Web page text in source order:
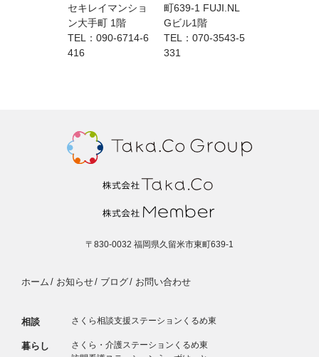
セキレイマンショ
ン大手町 1階
TEL： 090-6714-6
416
町639-1 FUJI.NL
Gビル1階
TEL：070-3543-5
331
〒830-0032 福岡県久留米市東町639-1
ホーム お知らせ ブログ お問い合わせ
相談 さくら相談支援ステーションくるめ東
暮らし
さくら・介護ステーションくるめ東